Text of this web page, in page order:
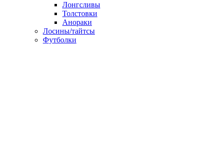
Лонгсливы
Толстовки
Анораки
Лосины/тайтсы
Футболки